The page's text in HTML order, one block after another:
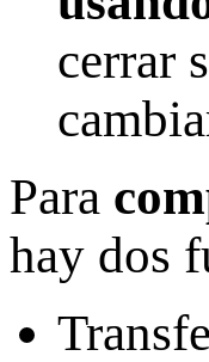
cerrar
Para
hay dos